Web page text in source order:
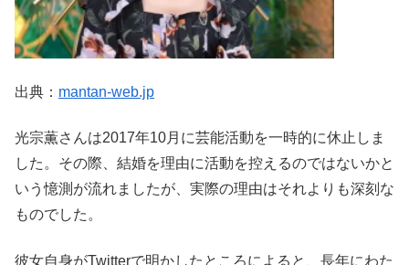
出典： mantan-web.jp
光宗薫さんは2017年10月に芸能活動を一時的に休止しま
した。その際、結婚を理由に活動を控えるのではないかと
いう憶測が流れましたが、実際の理由はそれよりも深刻な
ものでした。
彼女自身がTwitterで明かしたところによると、長年にわた